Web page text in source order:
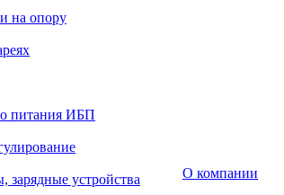
на опору
питания ИБП
зарядные устройства
О компании